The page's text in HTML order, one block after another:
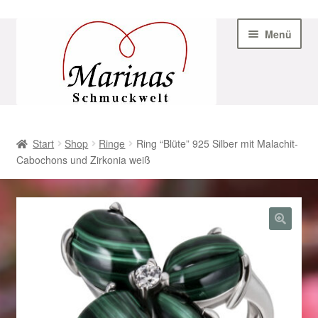
Navigation
Menü
AGB
Beispiel-Seite
Datenschutz
Geschenke zu Ostern 2023
Geschenke zu Ostern 2024
Start Shop Ringe
Ring “Blüte” 925 Silber mit Malachit-
Cabochons und Zirkonia weiß